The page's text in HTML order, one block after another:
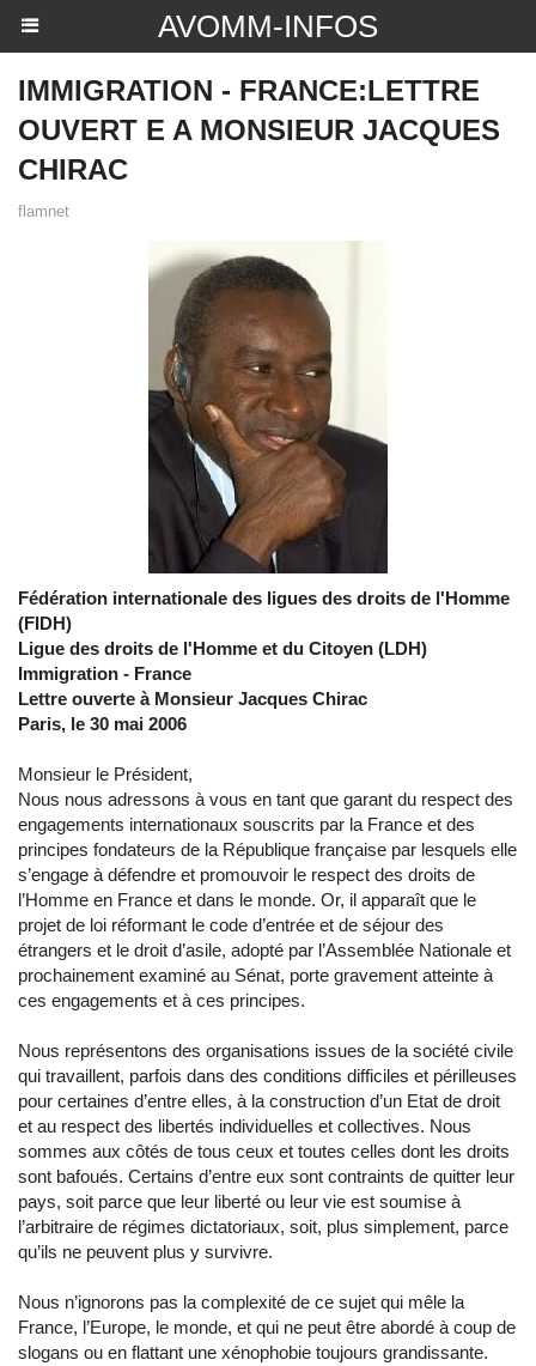
AVOMM-INFOS
IMMIGRATION - FRANCE:LETTRE
OUVERT E A MONSIEUR JACQUES
CHIRAC
flamnet
Fédération internationale des ligues des droits de l'Homme
(FIDH)
Ligue des droits de l'Homme et du Citoyen (LDH)
Immigration - France
Lettre ouverte à Monsieur Jacques Chirac
Paris, le 30 mai 2006
Monsieur le Président,
Nous nous adressons à vous en tant que garant du respect des
engagements internationaux souscrits par la France et des
principes fondateurs de la République française par lesquels elle
s’engage à défendre et promouvoir le respect des droits de
l’Homme en France et dans le monde. Or, il apparaît que le
projet de loi réformant le code d’entrée et de séjour des
étrangers et le droit d’asile, adopté par l’Assemblée Nationale et
prochainement examiné au Sénat, porte gravement atteinte à
ces engagements et à ces principes.
Nous représentons des organisations issues de la société civile
qui travaillent, parfois dans des conditions difficiles et périlleuses
pour certaines d’entre elles, à la construction d’un Etat de droit
et au respect des libertés individuelles et collectives. Nous
sommes aux côtés de tous ceux et toutes celles dont les droits
sont bafoués. Certains d’entre eux sont contraints de quitter leur
pays, soit parce que leur liberté ou leur vie est soumise à
l’arbitraire de régimes dictatoriaux, soit, plus simplement, parce
qu’ils ne peuvent plus y survivre.
Nous n’ignorons pas la complexité de ce sujet qui mêle la
France, l’Europe, le monde, et qui ne peut être abordé à coup de
slogans ou en flattant une xénophobie toujours grandissante.